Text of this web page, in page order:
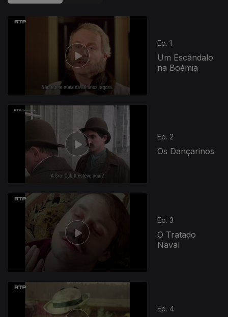
Ep. 1
Um Escândalo
na Boémia
Ep. 2
Os Dançarinos
Ep. 3
O Tratado
Naval
Ep. 4